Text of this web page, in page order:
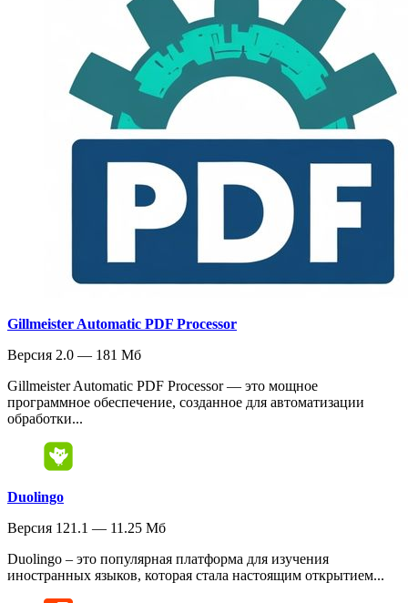
Gillmeister Automatic PDF Processor
Версия 2.0 — 181 Мб
Gillmeister Automatic PDF Processor — это мощное
программное обеспечение, созданное для автоматизации
обработки...
Duolingo
Версия 121.1 — 11.25 Мб
Duolingo – это популярная платформа для изучения
иностранных языков, которая стала настоящим открытием...